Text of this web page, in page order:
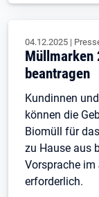
04.12.2025 |
Müllmarken
beantragen
Kundinnen
können die
Biomüll für
zu Hause aus
Vorsprache
erforderlich.